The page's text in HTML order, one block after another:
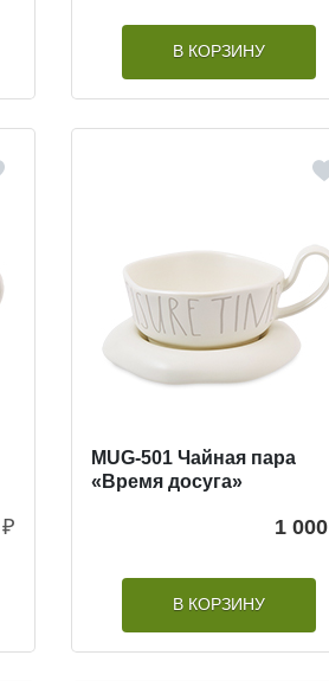
В КОРЗИНУ
₽
MUG-501 Чайная пара
«Время досуга»
1 000
В КОРЗИНУ